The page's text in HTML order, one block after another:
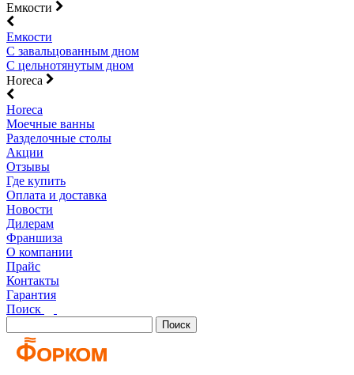
Емкости
Емкости
С завальцованным дном
С цельнотянутым дном
Horeca
Horeca
Моечные ванны
Разделочные столы
Акции
Отзывы
Где купить
Оплата и доставка
Новости
Дилерам
Франшиза
О компании
Прайс
Контакты
Гарантия
Поиск
Поиск